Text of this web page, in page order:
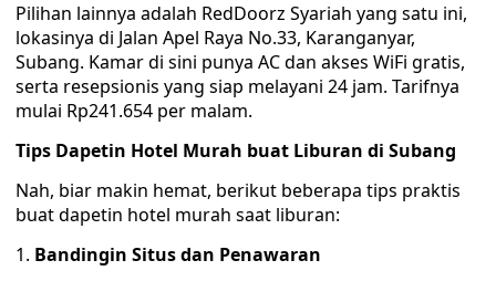
Pilihan lainnya adalah RedDoorz Syariah yang satu ini,
lokasinya di Jalan Apel Raya No.33, Karanganyar,
Subang. Kamar di sini punya AC dan akses WiFi gratis,
serta resepsionis yang siap melayani 24 jam. Tarifnya
mulai Rp241.654 per malam.
Tips Dapetin Hotel Murah buat Liburan di Subang
Nah, biar makin hemat, berikut beberapa tips praktis
buat dapetin hotel murah saat liburan:
1. Bandingin Situs dan Penawaran